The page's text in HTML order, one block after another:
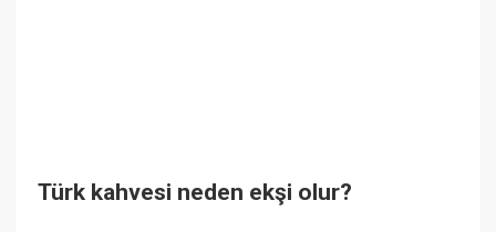
Türk kahvesi neden ekşi olur?